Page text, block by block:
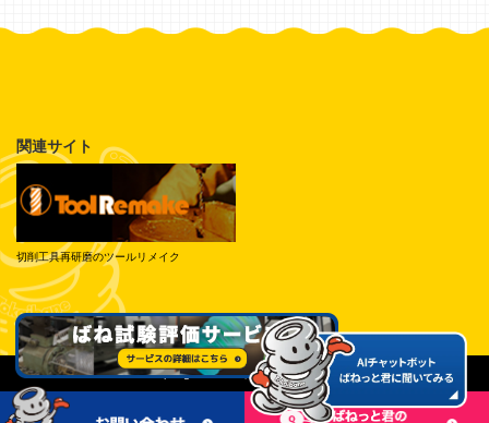
関連サイト
切削工具再研磨のツールリメイク
© Tokai Spring Industries, Inc. All Rights Reserved.